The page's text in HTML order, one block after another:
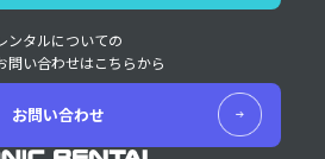
ンタルについての
問い合わせはこちらから
お問い合わせ